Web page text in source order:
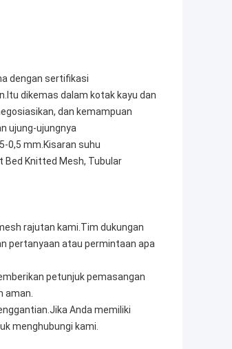
dengan sertifikasi
dikemas dalam kotak kayu dan
dan kemampuan
ujung-ujungnya
0,5 mm.Kisaran suhu
Bed Knitted Mesh, Tubular
rajutan kami.Tim dukungan
pertanyaan atau permintaan apa
petunjuk pemasangan
aman.
Anda memiliki
menghubungi kami.